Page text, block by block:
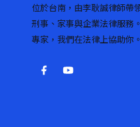
位於台南，由李耿誠律師帶
刑事、家事與企業法律服務
專家，我們在法律上協助你。